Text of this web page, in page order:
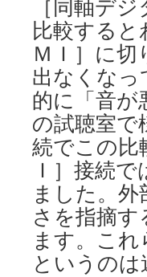
［同軸デ
比較する
ＭＩ］に
出なくな
的に「音
の試聴室で
続でこの比
Ｉ］接続
ました。
さを指摘
ます。こ
というの